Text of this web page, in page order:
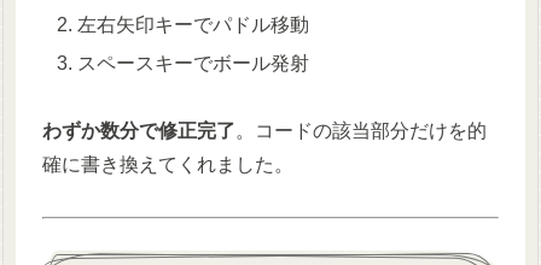
左右矢印キーでパドル移動
スペースキーでボール発射
わずか数分で修正完了。コードの該当部分だけを的
確に書き換えてくれました。